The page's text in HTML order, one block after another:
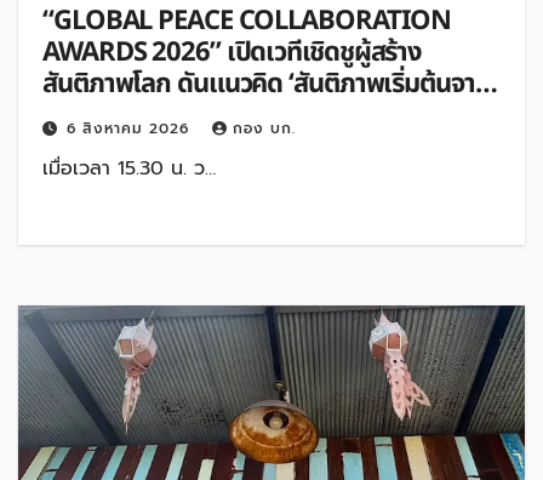
“GLOBAL PEACE COLLABORATION
AWARDS 2026” เปิดเวทีเชิดชูผู้สร้าง
สันติภาพโลก ดันแนวคิด ‘สันติภาพเริ่มต้นจาก
หัวใจมนุษย์’ สู่ความร่วมมือระดับนานาชาติ
6 สิงหาคม 2026 กอง บก.
เมื่อเวลา 15.30 น. ว…